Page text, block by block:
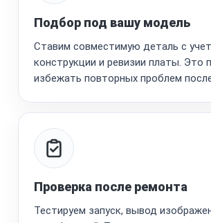
Подбор под вашу модель
Ставим совместимую деталь с
конструкции и ревизии платы. Это
избежать повторных проблем
Проверка после ремонта
Тестируем запуск, вывод